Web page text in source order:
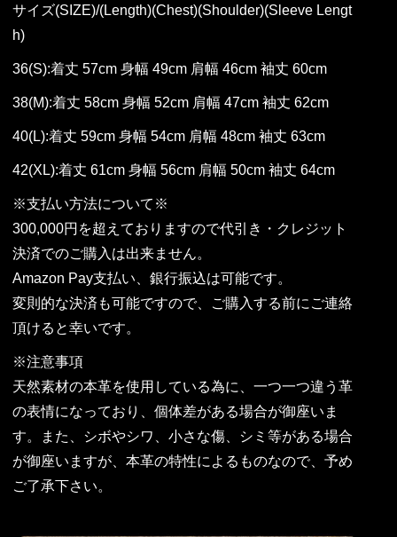
サイズ(SIZE)/(Length)(Chest)(Shoulder)(Sleeve Lengt
h)
36(S):着丈 57cm 身幅 49cm 肩幅 46cm 袖丈 60cm
38(M):着丈 58cm 身幅 52cm 肩幅 47cm 袖丈 62cm
40(L):着丈 59cm 身幅 54cm 肩幅 48cm 袖丈 63cm
42(XL):着丈 61cm 身幅 56cm 肩幅 50cm 袖丈 64cm
※支払い方法について※
300,000円を超えておりますので代引き・クレジット
決済でのご購入は出来ません。
Amazon Pay支払い、銀行振込は可能です。
変則的な決済も可能ですので、ご購入する前にご連絡
頂けると幸いです。
※注意事項
天然素材の本革を使用している為に、一つ一つ違う革
の表情になっており、個体差がある場合が御座いま
す。また、シボやシワ、小さな傷、シミ等がある場合
が御座いますが、本革の特性によるものなので、予め
ご了承下さい。